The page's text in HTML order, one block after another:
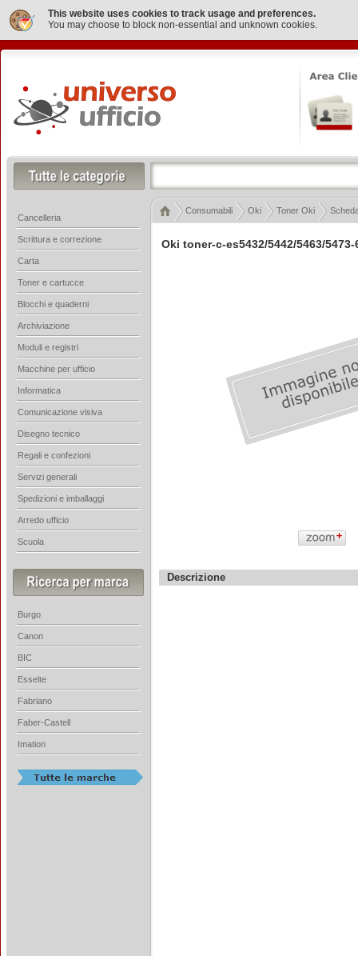
This website uses cookies to track usage and preferences.
You may choose to block non-essential and unknown cookies.
Oki toner-c-es5432/5442/5463/5473-
Descrizione
Consumabili Oki Toner Oki
Cancelleria
Scrittura e correzione
Carta
Toner e cartucce
Blocchi e quaderni
Archiviazione
Moduli e registri
Macchine per ufficio
Informatica
Comunicazione visiva
Disegno tecnico
Regali e confezioni
Servizi generali
Spedizioni e imballaggi
Arredo ufficio
Scuola
Burgo
Canon
BIC
Esselte
Fabriano
Faber-Castell
Imation